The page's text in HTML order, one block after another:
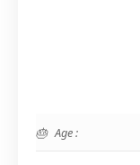
Age :